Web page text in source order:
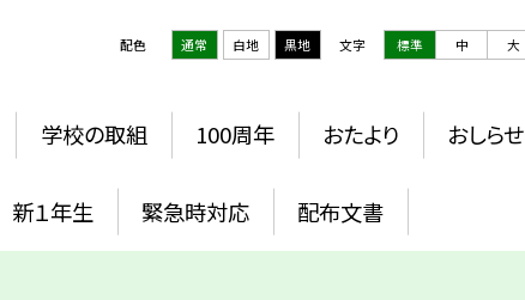
配色 通常 白地 黒地 文字 標準 中 大
学校の取組 100周年 おたより おしらせ
新１年生 緊急時対応 配布文書